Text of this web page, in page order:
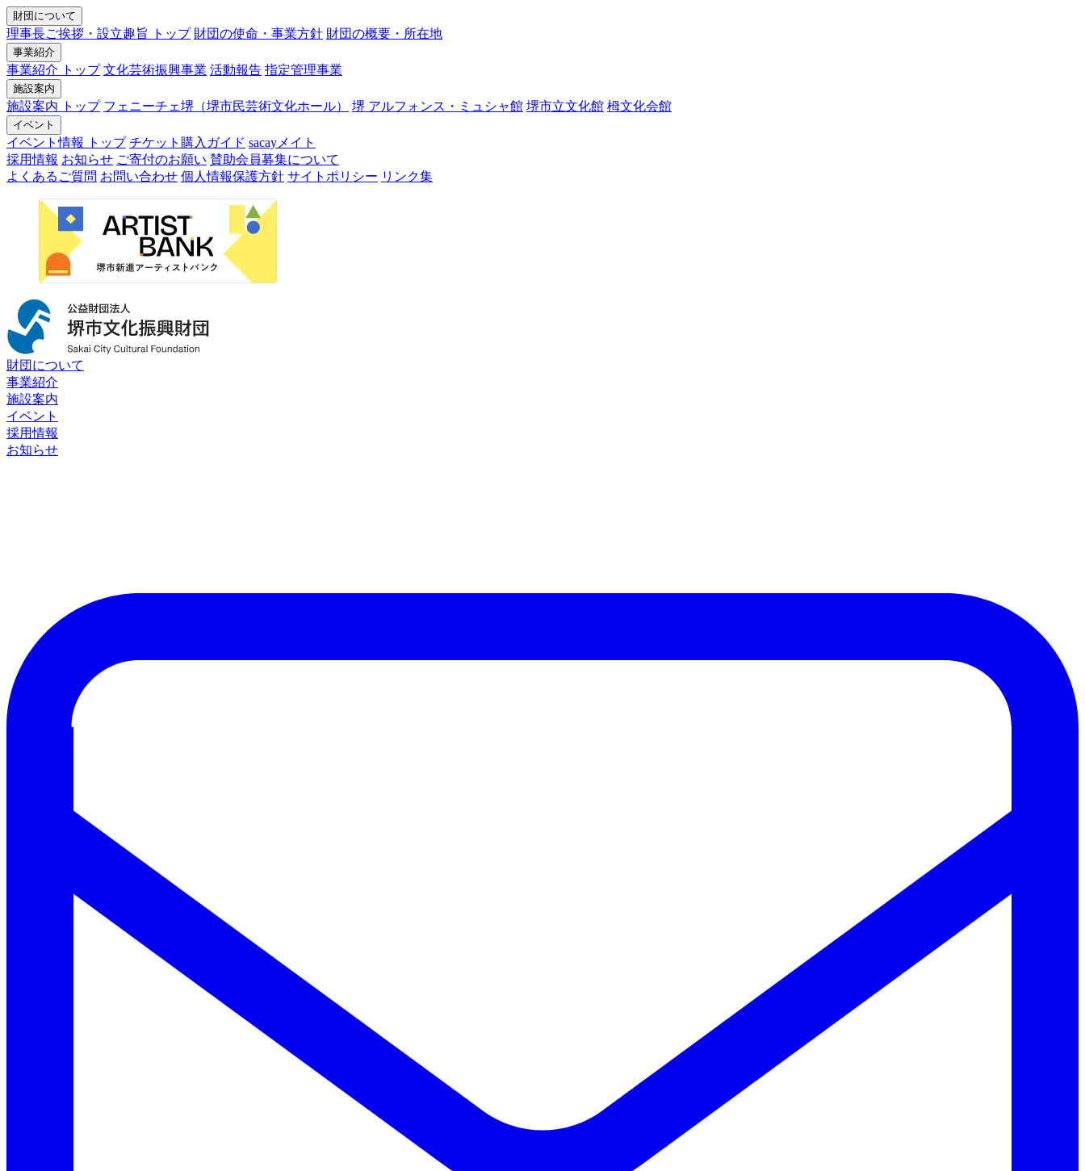
財団について
理事長ご挨拶・設立趣旨 トップ 財団の使命・事業方針 財団の概要・所在地
事業紹介
事業紹介 トップ 文化芸術振興事業 活動報告 指定管理事業
施設案内
施設案内 トップ フェニーチェ堺（堺市民芸術文化ホール） 堺 アルフォンス・ミュシャ館 堺市立文化館 栂文化会館
イベント
イベント情報 トップ チケット購入ガイド sacayメイト
採用情報 お知らせ ご寄付のお願い 賛助会員募集について
よくあるご質問 お問い合わせ 個人情報保護方針 サイトポリシー リンク集
財団について
事業紹介
施設案内
イベント
採用情報
お知らせ